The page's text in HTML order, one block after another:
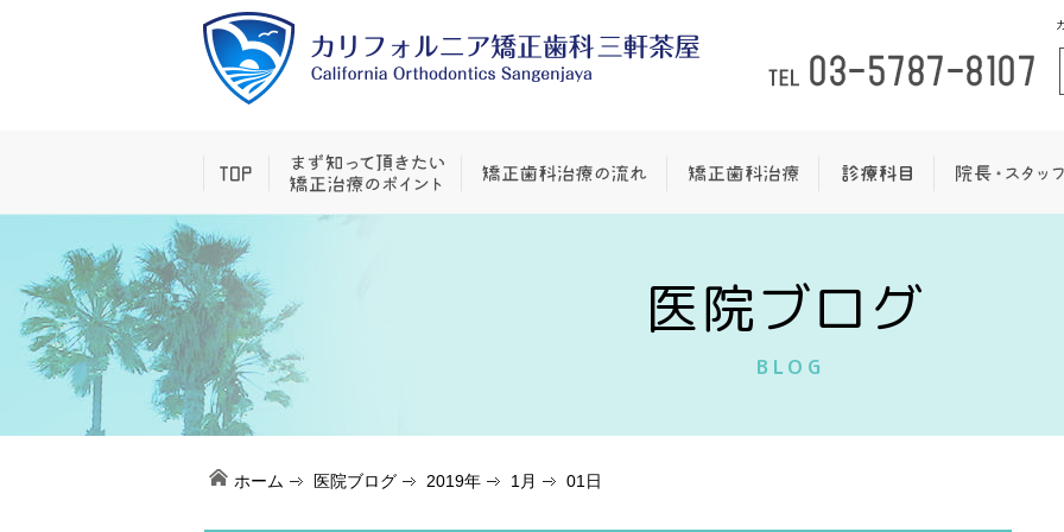
医院ブログ
BLOG
ホーム 医院ブログ 2019年 1月 01日